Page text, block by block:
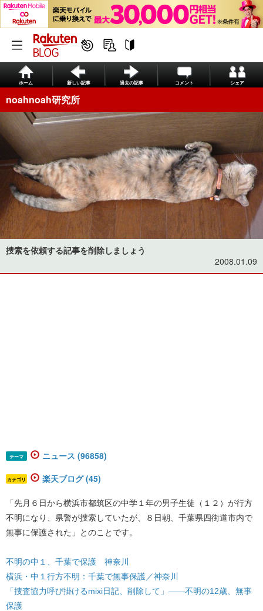
ホーム 新しい記事 過去の記事 コメント シェア
noahnoah研究所
捜索を依頼する記事を削除しましょう
2008.01.09
テーマ ニュース (96858)
カテゴリ 楽天ブログ (45)
「先月６日から横浜市都筑区の中学１年の男子生徒（１２）が行方
不明になり、県警が捜索していたが、８日朝、千葉県四街道市内で
無事に保護された」とのことです。
不明の中１、千葉で保護 神奈川
横浜・中１行方不明：千葉で無事保護／神奈川
「捜査協力呼び掛けるmixi日記、削除して」――不明の12歳、無事
保護